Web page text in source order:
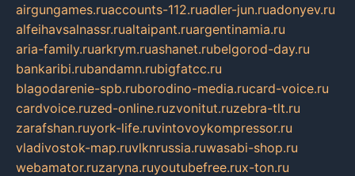
airgungames.ruaccounts-112.ruadler-jun.ruadonyev.ru
alfeihavsalnassr.rualtaipant.ruargentinamia.ru
aria-family.ruarkrym.ruashanet.rubelgorod-day.ru
bankaribi.rubandamn.rubigfatcc.ru
blagodarenie-spb.ruborodino-media.rucard-voice.ru
cardvoice.ruzed-online.ruzvonitut.ruzebra-tlt.ru
zarafshan.ruyork-life.ruvintovoykompressor.ru
vladivostok-map.ruvlknrussia.ruwasabi-shop.ru
webamator.ruzaryna.ruyoutubefree.rux-ton.ru